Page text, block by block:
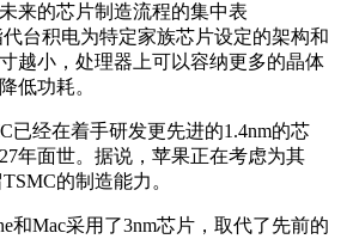
来的芯片制造流程的集中表
代台积电为特定家族芯片设定的架构和
越小，处理器上可以容纳更多的晶体
低功耗。
已经在着手研发更先进的1.4nm的芯
年面世。据说，苹果正在考虑为其
的制造能力。
和Mac采用了3nm芯片，取代了先前的